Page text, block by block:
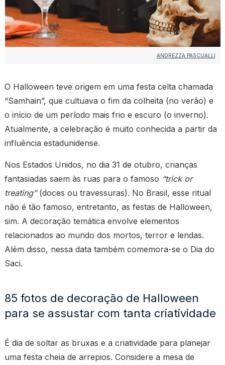
ANDREZZA PASCUALLI
O Halloween teve origem em uma festa celta chamada
“Samhain”, que cultuava o fim da colheita (no verão) e
o início de um período mais frio e escuro (o inverno).
Atualmente, a celebração é muito conhecida a partir da
influência estadunidense.
Nos Estados Unidos, no dia 31 de otubro, crianças
fantasiadas saem às ruas para o famoso “trick or
treating”(doces ou travessuras). No Brasil, esse ritual
não é tão famoso, entretanto, as festas de Halloween,
sim. A decoração temática envolve elementos
relacionados ao mundo dos mortos, terror e lendas.
Além disso, nessa data também comemora-se o Dia do
Saci.
85 fotos de decoração de Halloween
para se assustar com tanta criatividade
É dia de soltar as bruxas e a criatividade para planejar
uma festa cheia de arrepios. Considere a mesa de